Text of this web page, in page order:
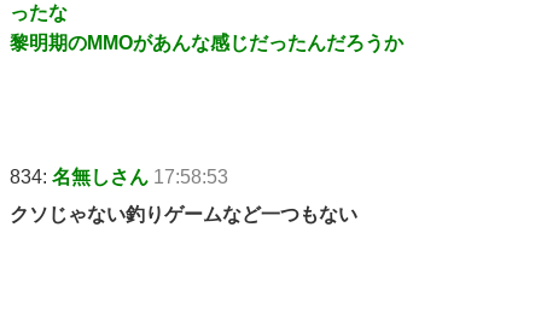
ったな
黎明期のMMOがあんな感じだったんだろうか
834: 名無しさん 17:58:53
クソじゃない釣りゲームなど一つもない